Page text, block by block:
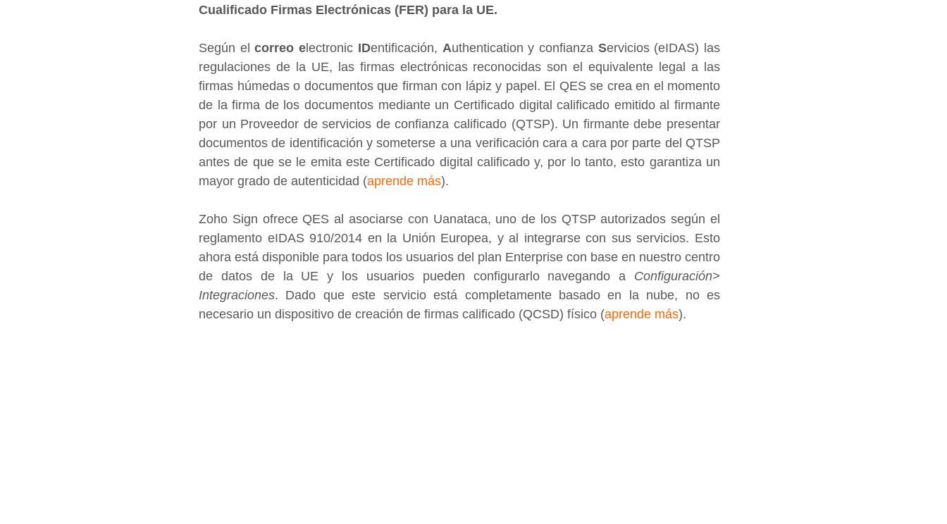
Cualificado Firmas Electrónicas (FER) para la UE.
Según el correo electronic IDentificación, Authentication y confianza Servicios (eIDAS) las
regulaciones de la UE, las firmas electrónicas reconocidas son el equivalente legal a las
firmas húmedas o documentos que firman con lápiz y papel. El QES se crea en el momento
de la firma de los documentos mediante un Certificado digital calificado emitido al firmante
por un Proveedor de servicios de confianza calificado (QTSP). Un firmante debe presentar
documentos de identificación y someterse a una verificación cara a cara por parte del QTSP
antes de que se le emita este Certificado digital calificado y, por lo tanto, esto garantiza un
mayor grado de autenticidad (aprende más).
Zoho Sign ofrece QES al asociarse con Uanataca, uno de los QTSP autorizados según el
reglamento eIDAS 910/2014 en la Unión Europea, y al integrarse con sus servicios. Esto
ahora está disponible para todos los usuarios del plan Enterprise con base en nuestro centro
de datos de la UE y los usuarios pueden configurarlo navegando a Configuración>
Integraciones. Dado que este servicio está completamente basado en la nube, no es
necesario un dispositivo de creación de firmas calificado (QCSD) físico (aprende más).